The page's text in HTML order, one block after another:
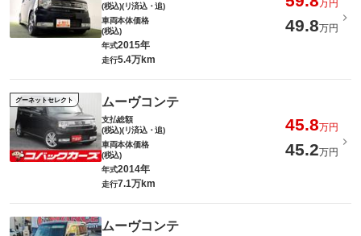
(税込)(リ済込・追)
万円
車両本体価格
(税込)
49.8万円
年式2015年
走行5.4万km
グーネットセレクト ムーヴコンテ
支払総額
(税込)(リ済込・追)
45.8万円
車両本体価格
(税込)
45.2万円
年式2014年
走行7.1万km
ムーヴコンテ